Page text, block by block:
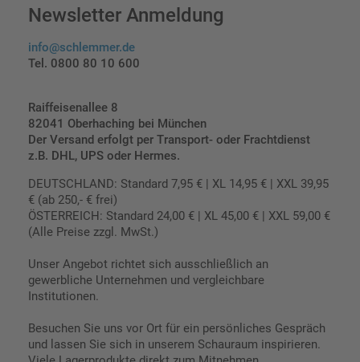
Newsletter Anmeldung
info@schlemmer.de
Tel. 0800 80 10 600
Raiffeisenallee 8
82041 Oberhaching bei München
Der Versand erfolgt per Transport- oder Frachtdienst
z.B. DHL, UPS oder Hermes.
DEUTSCHLAND: Standard 7,95 € | XL 14,95 € | XXL 39,95
€ (ab 250,- € frei)
ÖSTERREICH: Standard 24,00 € | XL 45,00 € | XXL 59,00 €
(Alle Preise zzgl. MwSt.)
Unser Angebot richtet sich ausschließlich an
gewerbliche Unternehmen und vergleichbare
Institutionen.
Besuchen Sie uns vor Ort für ein persönliches Gespräch
und lassen Sie sich in unserem Schauraum inspirieren.